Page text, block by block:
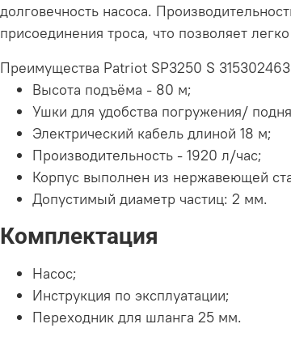
долговечность насоса.
присоединения троса, что позволяет
Преимущества Patriot SP3250 S 315302463
Высота подъёма - 80 м;
Ушки для удобства погружения/
Электрический кабель длиной 18 м;
Производительность - 1920 л/час;
Корпус выполнен из нержавеющей
Допустимый диаметр частиц: 2 мм.
Комплектация
Насос;
Инструкция по эксплуатации;
Переходник для шланга 25 мм.